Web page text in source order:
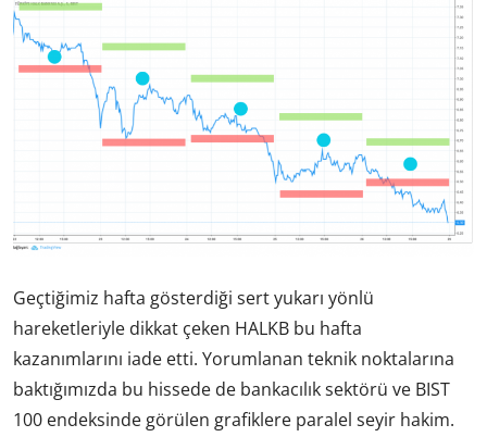
Geçtiğimiz hafta gösterdiği sert yukarı yönlü
hareketleriyle dikkat çeken HALKB bu hafta
kazanımlarını iade etti. Yorumlanan teknik noktalarına
baktığımızda bu hissede de bankacılık sektörü ve BIST
100 endeksinde görülen grafiklere paralel seyir hakim.